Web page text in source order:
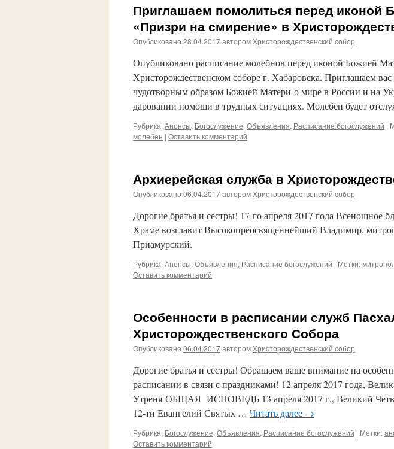
Приглашаем помолиться перед иконой
«Призри на смирение» в
Опубликовано 28.04.2017авторомХристорождественский собор
Опубликовано расписание молебнов перед иконой Божией
Христорождественском соборе г. Хабаровска. Приглашаем
чудотворным образом Божией Матери о мире в России и на
даровании помощи в трудных ситуациях. Молебен будет
Рубрика:Анонсы, Богослужение, Объявления, Расписание богослужений |
молебен | Оставить комментарий
Архиерейская служба в
Опубликовано 06.04.2017авторомХристорождественский собор
Дорогие братья и сестры! 17-го апреля 2017 года Всенощное
Храме возглавит Высокопреосвященнейший Владимир,
Приамурский.
Рубрика:Анонсы, Объявления, Расписание богослужений | Метки:
Оставить комментарий
Особенности в расписании служб
Христорождественского Собора
Опубликовано 06.04.2017авторомХристорождественский собор
Дорогие братья и сестры! Обращаем ваше внимание на
расписании в связи с праздниками! 12 апреля 2017 года,
Утреня ОБЩАЯ ИСПОВЕДЬ 13 апреля 2017 г., Великий
12-ти Евангелий Святых … Читать далее →
Рубрика: Богослужение, Объявления, Расписание богослужений | Метки:
Оставить комментарий